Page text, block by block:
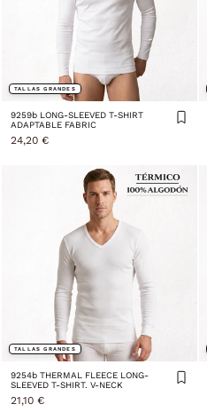
TALLAS GRANDES
9259b LONG-SLEEVED T-SHIRT
ADAPTABLE FABRIC
24,20 €
TALLAS GRANDES
9254b THERMAL FLEECE LONG-
SLEEVED T-SHIRT. V-NECK
21,10 €